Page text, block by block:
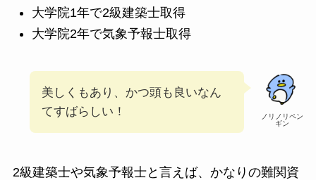
大学院1年で2級建築士取得
大学院2年で気象予報士取得
ノリノリペン
ギン
美しくもあり、かつ頭も良いなん
てすばらしい！
2級建築士や気象予報士と言えば、かなりの難関資